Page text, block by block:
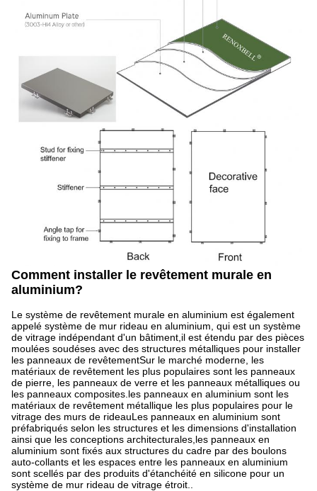
Comment installer le revêtement murale en
aluminium?
Le système de revêtement murale en aluminium est également
appelé système de mur rideau en aluminium, qui est un système
de vitrage indépendant d'un bâtiment,il est étendu par des pièces
moulées soudéses avec des structures métalliques pour installer
les panneaux de revêtementSur le marché moderne, les
matériaux de revêtement les plus populaires sont les panneaux
de pierre, les panneaux de verre et les panneaux métalliques ou
les panneaux composites.les panneaux en aluminium sont les
matériaux de revêtement métallique les plus populaires pour le
vitrage des murs de rideauLes panneaux en aluminium sont
préfabriqués selon les structures et les dimensions d'installation
ainsi que les conceptions architecturales,les panneaux en
aluminium sont fixés aux structures du cadre par des boulons
auto-collants et les espaces entre les panneaux en aluminium
sont scellés par des produits d'étanchéité en silicone pour un
système de mur rideau de vitrage étroit..